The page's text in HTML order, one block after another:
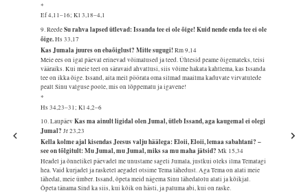
*
Ef 4,11–16; Kl 3,18–4,1
9. ReedeSu rahva lapsed ütlevad: Issanda tee ei ole õige! Kuid nende enda tee ei ole
õige.Hs 33,17
Kas Jumala juures on ebaõiglust? Mitte sugugi!Rm 9,14
Meie ees on igal päeval erinevad võimalused ja teed. Ühtesid peame õigemateks, teisi
vääraiks. Kui meie teel on säravaid ahvatlusi, siis võime hakata kahtlema, kas Issanda
tee on ikka õige. Issand, aita meil pöörata oma silmad maailma kaduvate virvatulede
pealt Sinu valguse poole, mis on lõppematu ja igavene!
*
Hs 34,23–31; Kl 4,2–6
10. LaupäevKas ma ainult ligidal olen Jumal, ütleb Issand, aga kaugemal ei olegi
Jumal?Jr 23,23
Kella kolme ajal kisendas Jeesus valju häälega: Eloii, Eloii, lemaa sabahtani? –
see on tõlgitult: Mu Jumal, mu Jumal, miks sa mu maha jätsid?Mk 15,34
Headel ja õnnelikel päevadel me unustame sageli Jumala, justkui oleks ilma Tematagi
hea. Vaid kurjadel ja rasketel aegadel otsime Tema lähedust. Aga Tema on alati meie
lähedal, meie ümber. Issand, õpeta meid nägema Sinu lähedalolu alati ja kõikjal.
Õpeta tänama Sind ka siis, kui kõik on hästi, ja paluma abi, kui on raske.